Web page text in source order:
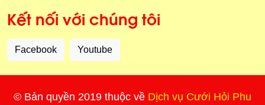
Kết nối với chúng tôi
Facebook Youtube
© Bản quyền 2019 thuộc về Dịch vụ Cưới Hỏi Phu